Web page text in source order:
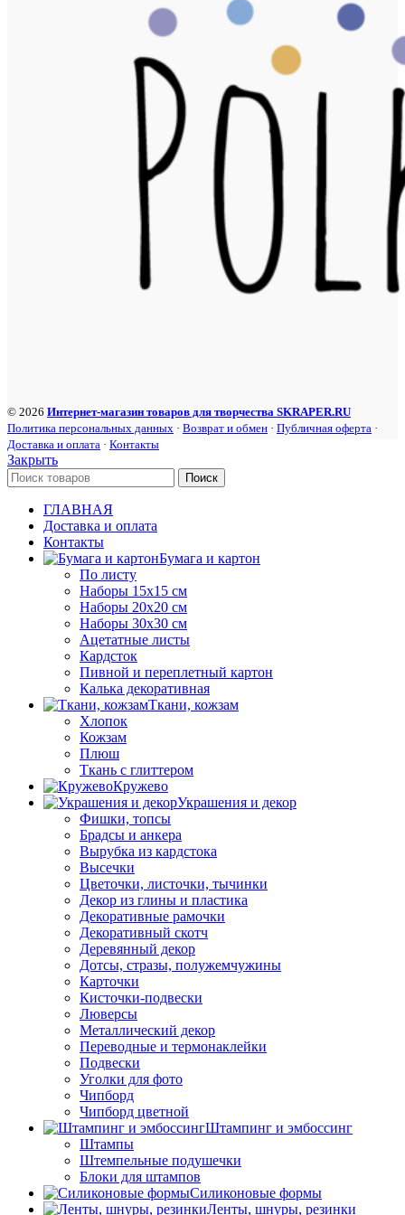
© 2026 Интернет-магазин товаров для творчества SKRAPER.RU
Политика персональных данных · Возврат и обмен · Публичная оферта ·
Доставка и оплата · Контакты
Закрыть
Поиск
ГЛАВНАЯ
Доставка и оплата
Контакты
Бумага и картон
По листу
Наборы 15х15 см
Наборы 20х20 см
Наборы 30х30 см
Ацетатные листы
Кардсток
Пивной и переплетный картон
Калька декоративная
Ткани, кожзам
Хлопок
Кожзам
Плюш
Ткань с глиттером
Кружево
Украшения и декор
Фишки, топсы
Брадсы и анкера
Вырубка из кардстока
Высечки
Цветочки, листочки, тычинки
Декор из глины и пластика
Декоративные рамочки
Декоративный скотч
Деревянный декор
Дотсы, стразы, полужемчужины
Карточки
Кисточки-подвески
Люверсы
Металлический декор
Переводные и термонаклейки
Подвески
Уголки для фото
Чипборд
Чипборд цветной
Штампинг и эмбоссинг
Штампы
Штемпельные подушечки
Блоки для штампов
Силиконовые формы
Ленты, шнуры, резинки